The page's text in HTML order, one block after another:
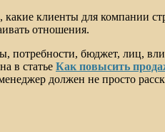
клиенты для компании
отношения.
потребности, бюджет, лиц,
в статье Как повысить
должен не просто